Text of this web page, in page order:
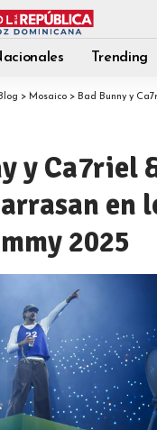
Trending
Blog > Mosaico > Bad Bunny y Ca7riel & Paco
y Ca7riel
en
2025